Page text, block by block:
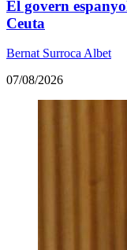
El govern
Ceuta
Bernat Surroca Albet
07/08/2026